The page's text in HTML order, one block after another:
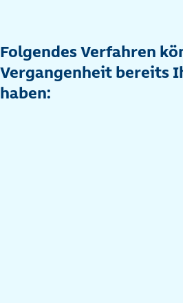
Folgendes Verfahren
Vergangenheit bereits
haben: